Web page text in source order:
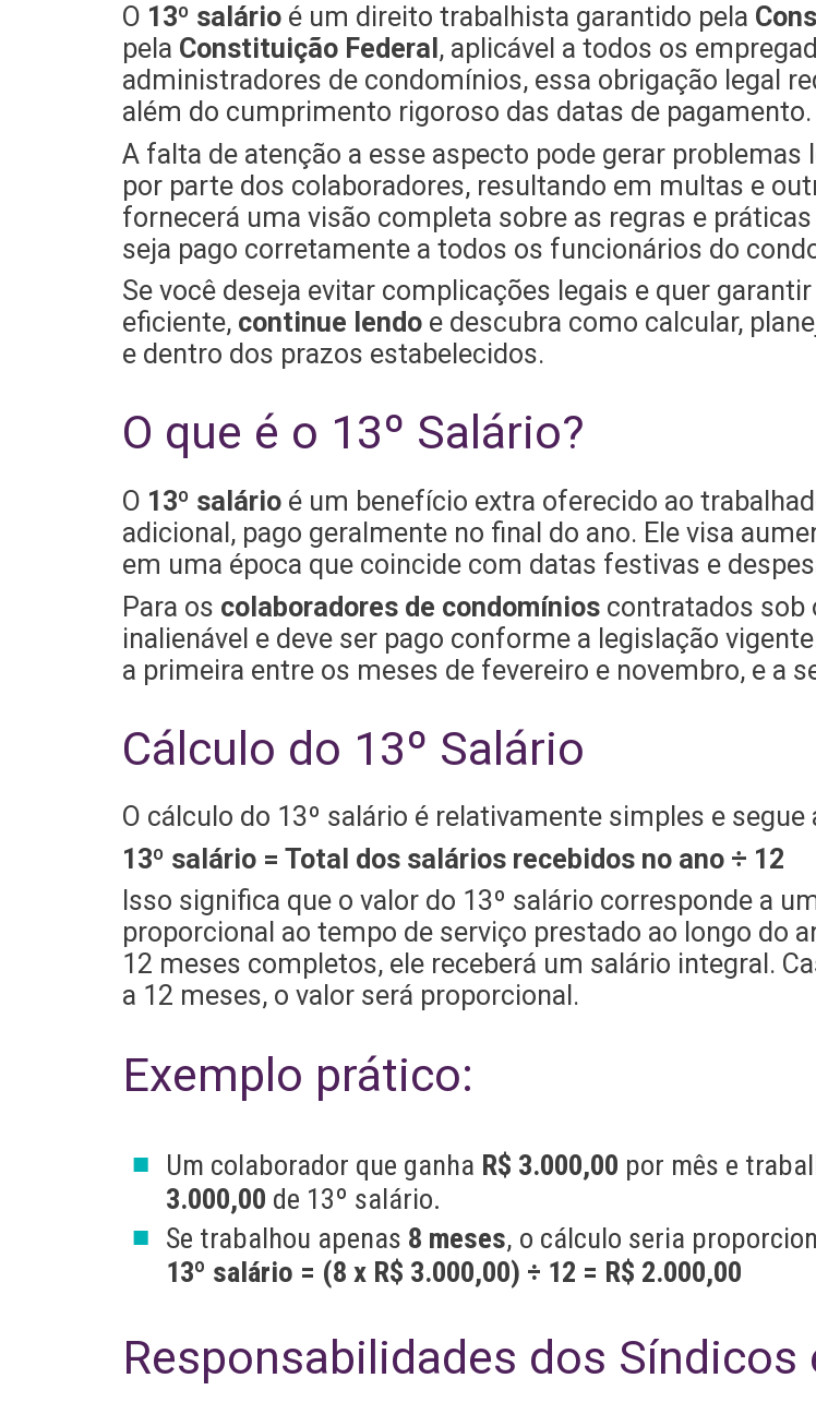
O 13º salárioé um direito trabalhista garantido pela
pela Constituição Federal , aplicável a todos os
administradores de condomínios, essa obrigação legal
além do cumprimento rigoroso das datas de pagamento.
A falta de atenção a esse aspecto pode gerar
por parte dos colaboradores, resultando em multas e
fornecerá uma visão completa sobre as regras e
seja pago corretamente a todos os funcionários do
Se você deseja evitar complicações legais e quer
eficiente, continue lendoe descubra como calcular,
e dentro dos prazos estabelecidos.
O que é o 13º Salário?
O 13º salárioé um benefício extra oferecido ao
adicional, pago geralmente no final do ano. Ele visa
em uma época que coincide com datas festivas e
Para os colaboradores de condomínioscontratados sob
inalienável e deve ser pago conforme a legislação
a primeira entre os meses de fevereiro e novembro, e a
Cálculo do 13º Salário
O cálculo do 13º salário é relativamente simples e segue
13º salário = Total dos salários recebidos no ano ÷ 12
Isso significa que o valor do 13º salário corresponde a
proporcional ao tempo de serviço prestado ao longo do
12 meses completos, ele receberá um salário integral.
a 12 meses, o valor será proporcional.
Exemplo prático:
Um colaborador que ganha R$ 3.000,00 por mês e
3.000,00 de 13º salário.
Se trabalhou apenas 8 meses, o cálculo seria
13º salário = (8 x R$ 3.000,00) ÷ 12 = R$ 2.000,00
Responsabilidades dos